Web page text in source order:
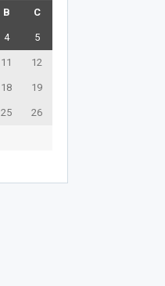
B C
4 5
11 12
18 19
25 26